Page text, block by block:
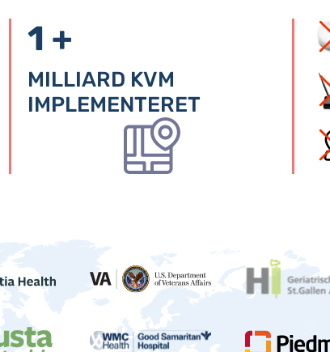
1 +
MILLIARD KVM
IMPLEMENTERET